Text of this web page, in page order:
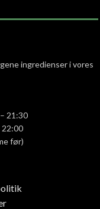
ingredienser i vores
21:30
22:00
før)